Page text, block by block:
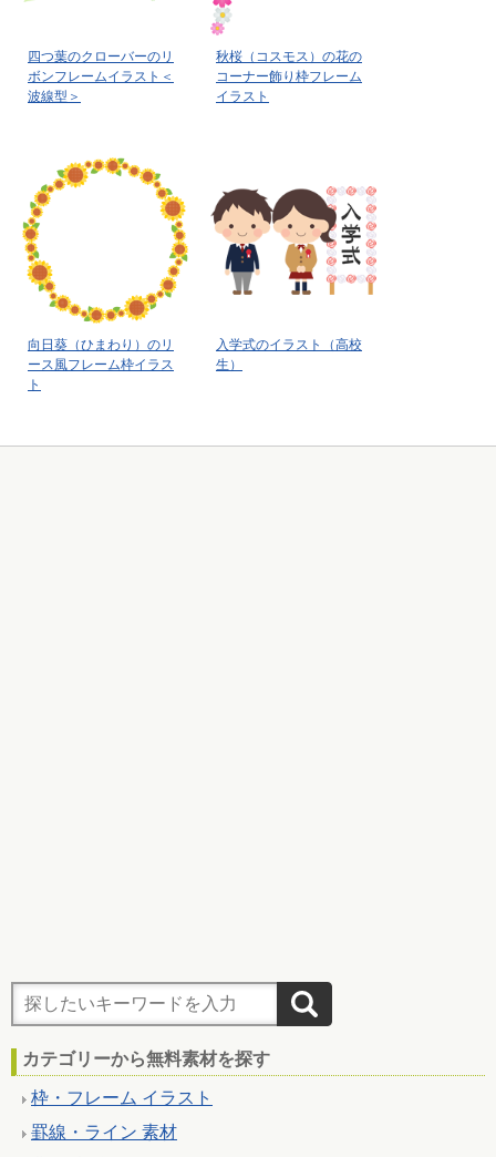
四つ葉のクローバーのリ
ボンフレームイラスト＜
波線型＞
秋桜（コスモス）の花の
コーナー飾り枠フレーム
イラスト
向日葵（ひまわり）のリ
ース風フレーム枠イラス
ト
入学式のイラスト（高校
生）
カテゴリーから無料素材を探す
枠・フレーム イラスト
罫線・ライン 素材